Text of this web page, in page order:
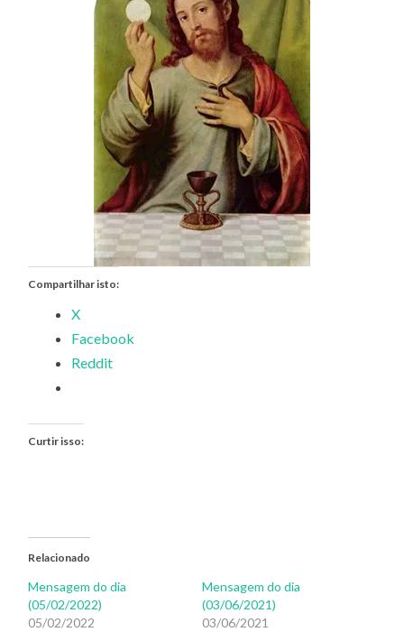
Compartilhar isto:
X
Facebook
Reddit
Curtir isso:
Relacionado
Mensagem do dia
(05/02/2022)
05/02/2022
Mensagem do dia
(03/06/2021)
03/06/2021